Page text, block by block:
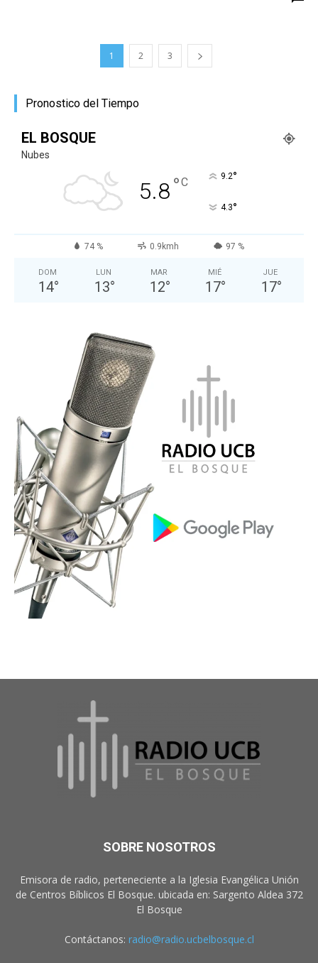
1 2 3
Pronostico del Tiempo
EL BOSQUE
Nubes
5.8°C 9.2°
4.3°
74 % 0.9kmh 97 %
DOM
14°
LUN
13°
MAR
12°
MIÉ
17°
JUE
17°
SOBRE NOSOTROS
Emisora de radio, perteneciente a la Iglesia Evangélica Unión
de Centros Bíblicos El Bosque. ubicada en: Sargento Aldea 372
El Bosque
Contáctanos: radio@radio.ucbelbosque.cl